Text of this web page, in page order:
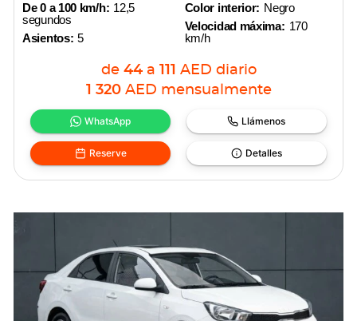
De 0 a 100 km/h: 12,5
segundos
Asientos: 5
Color interior: Negro
Velocidad máxima: 170
km/h
de 44 a 111 AED diario
1 320 AED mensualmente
WhatsApp Llámenos
Reserve Detalles